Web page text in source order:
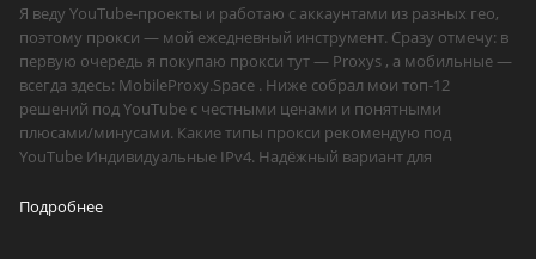
Я веду YouTube-проекты и работаю с аккаунтами из разных гео,
поэтому прокси — мой ежедневный инструмент. Сразу отмечу: в
первую очередь я покупаю прокси тут — Proxys , а мобильные —
всегда здесь: MobileProxy.Space . Ниже собрал мои топ-12
решений под YouTube с честными ценами и понятными
плюсами/минусами. Какие типы прокси рекомендую под
YouTube Индивидуальные IPv4. Надёжный вариант для
Подробнее